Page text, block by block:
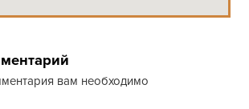
вам необходимо